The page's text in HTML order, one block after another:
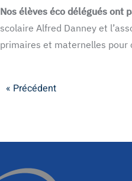
Nos élèves éco délégués ont
scolaire Alfred Danney et
primaires et maternelles pour
« Précédent